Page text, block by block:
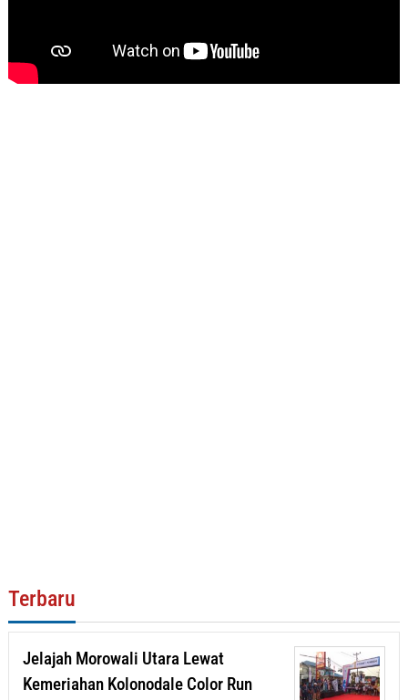
Terbaru
Jelajah Morowali Utara Lewat
Kemeriahan Kolonodale Color Run